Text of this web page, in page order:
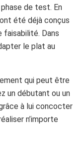
de test. En
été déjà conçus
Dans
le plat au
qui peut être
un débutant ou un
à lui concocter
n’importe